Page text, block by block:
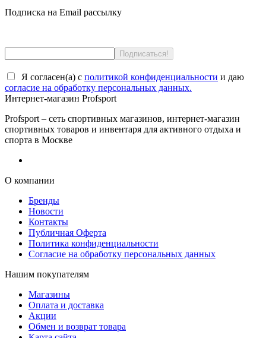
Подписка на Email рассылку
Я согласен(a) с политикой конфиденциальности и даю
согласие на обработку персональных данных.
Интернет-магазин Profsport
Profsport – сеть спортивных магазинов, интернет-магазин
спортивных товаров и инвентаря для активного отдыха и
спорта в Москве
О компании
Бренды
Новости
Контакты
Публичная Оферта
Политика конфиденциальности
Согласие на обработку персональных данных
Нашим покупателям
Магазины
Оплата и доставка
Акции
Обмен и возврат товара